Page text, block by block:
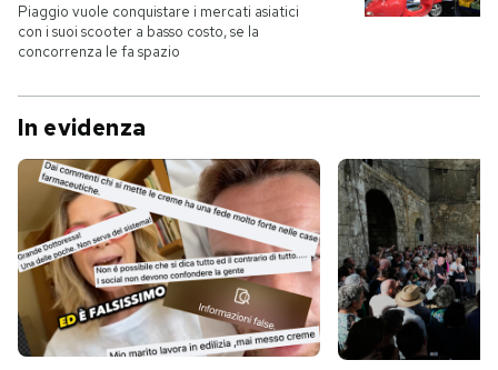
Piaggio vuole conquistare i mercati asiatici
con i suoi scooter a basso costo, se la
concorrenza le fa spazio
In evidenza